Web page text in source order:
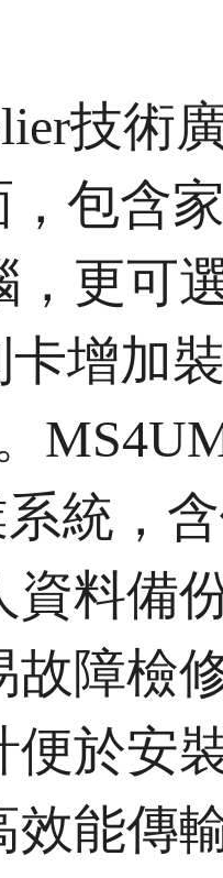
技術
，包含
，更可
卡增加
統，
資料備
故障檢
便於安
效能傳